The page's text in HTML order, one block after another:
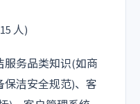
人)
务品类知识(如商
洁安全规范)、客